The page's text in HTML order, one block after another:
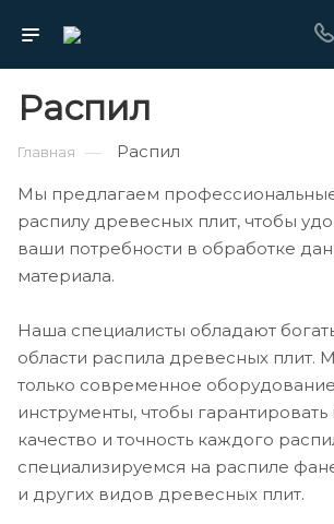
Распил
Главная — Распил
Мы предлагаем
распилу древесных плит, чтобы
ваши потребности в обработке
материала.
Наша специалисты обладают
области распила древесных плит.
только современное
инструменты, чтобы
качество и точность каждого
специализируемся на распиле
и других видов древесных плит.